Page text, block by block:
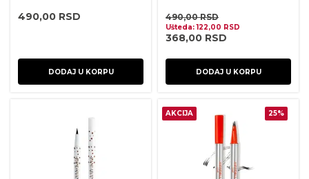
490,00 RSD
DODAJ U KORPU
490,00RSD
Ušteda:122,00 RSD
368,00 RSD
DODAJ U KORPU
AKCIJA 25%